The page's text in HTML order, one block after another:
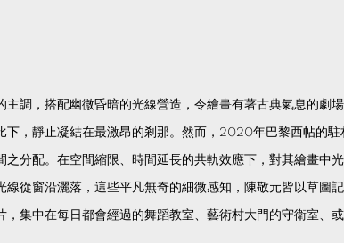
調，搭配幽微昏暗的光線營造，令繪畫有著古典氣息的劇
，靜止凝結在最激昂的剎那。然而，2020年巴黎西帖的
分配。在空間縮限、時間延長的共軌效應下，對其繪畫中
從窗沿灑落，這些平凡無奇的細微感知，陳敬元皆以草圖
集中在每日都會經過的舞蹈教室、藝術村大門的守衛室、